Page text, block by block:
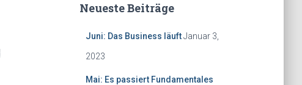
Neueste Beiträge
Juni: Das Business läuft Januar 3,
2023
Mai: Es passiert Fundamentales